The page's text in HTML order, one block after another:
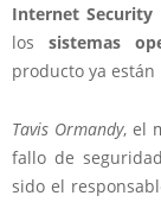
Internet Security
lossistemas
producto ya
Tavis Ormandy, el
fallo de
sido el